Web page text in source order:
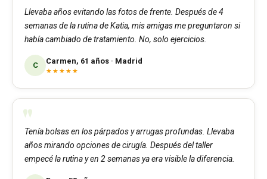
Llevaba años evitando las fotos de frente. Después de 4
semanas de la rutina de Katia, mis amigas me preguntaron si
había cambiado de tratamiento. No, solo ejercicios.
C Carmen, 61 años · Madrid
★★★★★
Tenía bolsas en los párpados y arrugas profundas. Llevaba
años mirando opciones de cirugía. Después del taller
empecé la rutina y en 2 semanas ya era visible la diferencia.